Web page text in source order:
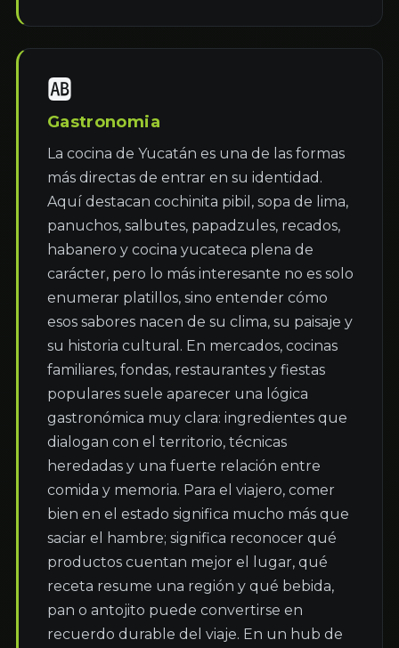
🆎
Gastronomia
La cocina de Yucatán es una de las formas
más directas de entrar en su identidad.
Aquí destacan cochinita pibil, sopa de lima,
panuchos, salbutes, papadzules, recados,
habanero y cocina yucateca plena de
carácter, pero lo más interesante no es solo
enumerar platillos, sino entender cómo
esos sabores nacen de su clima, su paisaje y
su historia cultural. En mercados, cocinas
familiares, fondas, restaurantes y fiestas
populares suele aparecer una lógica
gastronómica muy clara: ingredientes que
dialogan con el territorio, técnicas
heredadas y una fuerte relación entre
comida y memoria. Para el viajero, comer
bien en el estado significa mucho más que
saciar el hambre; significa reconocer qué
productos cuentan mejor el lugar, qué
receta resume una región y qué bebida,
pan o antojito puede convertirse en
recuerdo durable del viaje. En un hub de